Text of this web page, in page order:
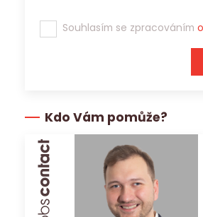
Souhlasím se zpracováním
Kdo Vám pomůže?